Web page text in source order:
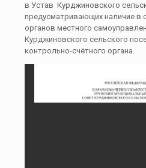
в Устав Курджиновского
предусматривающих наличие в
органов местного
Курджиновского сельского
контрольно-счётного органа.